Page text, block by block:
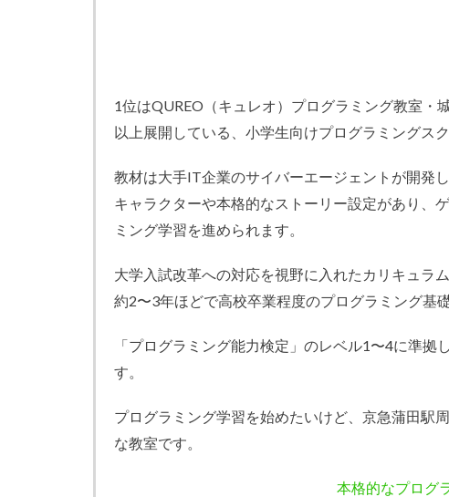
1位はQUREO（キュレオ）プログラミング教室・
以上展開している、小学生向けプログラミングスク
教材は大手IT企業のサイバーエージェントが開発
キャラクターや本格的なストーリー設定があり、
ミング学習を進められます。
大学入試改革への対応を視野に入れたカリキュラ
約2〜3年ほどで高校卒業程度のプログラミング基
「プログラミング能力検定」のレベル1〜4に準
す。
プログラミング学習を始めたいけど、京急蒲田駅
な教室です。
本格的なプログ